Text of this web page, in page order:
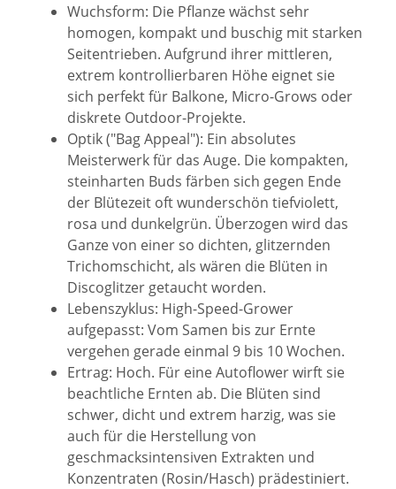
Wuchsform: Die Pflanze wächst sehr
homogen, kompakt und buschig mit starken
Seitentrieben. Aufgrund ihrer mittleren,
extrem kontrollierbaren Höhe eignet sie
sich perfekt für Balkone, Micro-Grows oder
diskrete Outdoor-Projekte.
Optik ("Bag Appeal"): Ein absolutes
Meisterwerk für das Auge. Die kompakten,
steinharten Buds färben sich gegen Ende
der Blütezeit oft wunderschön tiefviolett,
rosa und dunkelgrün. Überzogen wird das
Ganze von einer so dichten, glitzernden
Trichomschicht, als wären die Blüten in
Discoglitzer getaucht worden.
Lebenszyklus: High-Speed-Grower
aufgepasst: Vom Samen bis zur Ernte
vergehen gerade einmal 9 bis 10 Wochen.
Ertrag: Hoch. Für eine Autoflower wirft sie
beachtliche Ernten ab. Die Blüten sind
schwer, dicht und extrem harzig, was sie
auch für die Herstellung von
geschmacksintensiven Extrakten und
Konzentraten (Rosin/Hasch) prädestiniert.